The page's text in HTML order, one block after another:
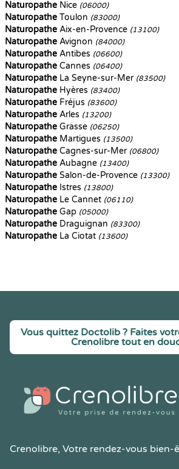
Naturopathe Nice (06000)
Naturopathe Toulon (83000)
Naturopathe Aix-en-Provence (13100)
Naturopathe Avignon (84000)
Naturopathe Antibes (06600)
Naturopathe Cannes (06400)
Naturopathe La Seyne-sur-Mer (83500)
Naturopathe Hyères (83400)
Naturopathe Fréjus (83600)
Naturopathe Arles (13200)
Naturopathe Grasse (06250)
Naturopathe Martigues (13500)
Naturopathe Cagnes-sur-Mer (06800)
Naturopathe Aubagne (13400)
Naturopathe Salon-de-Provence (13300)
Naturopathe Istres (13800)
Naturopathe Le Cannet (06110)
Naturopathe Gap (05000)
Naturopathe Draguignan (83300)
Naturopathe La Ciotat (13600)
Vous quittez Doctolib ? Faites
Crenolibre tout en
Crenolibre, Votre rendez-vous bien-